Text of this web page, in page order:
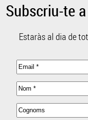
Subscriu-te
Estaràs al dia de